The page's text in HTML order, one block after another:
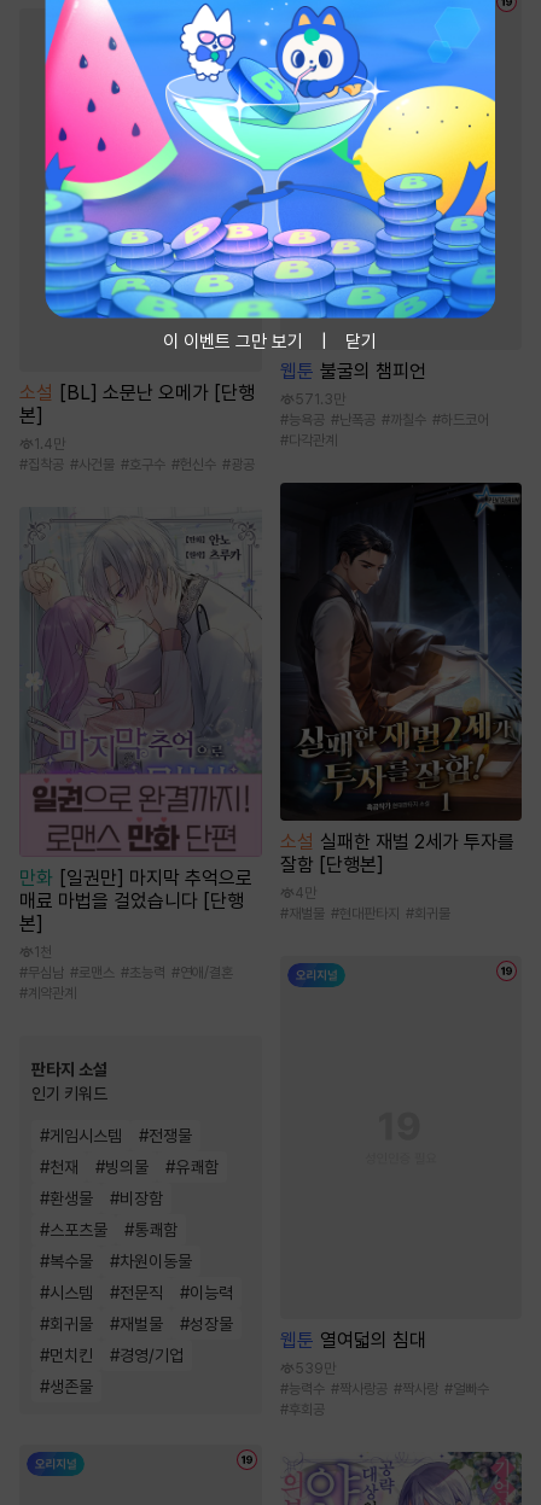
소설 [BL] 소문난 오메가 [단행
본]
1.4만
#집착공 #사건물 #호구수 #헌신수 #광공
만화 [일권만] 마지막 추억으로
매료 마법을 걸었습니다 [단행
본]
1천
#무심남 #로맨스 #초능력 #연애/결혼
# 계약관계
판타지 소설
인기 키워드
#게임시스템 #전쟁물
#천재 #빙의물 #유쾌함
#환생물 #비장함
#스포츠물 #통쾌함
#복수물 #차원이동물
#시스템 #전문직 #이능력
#회귀물 #재벌물 #성장물
#먼치킨 #경영/기업
#생존물
웹툰 불굴의 챔피언
571.3만
#능욕공 #난폭공 #까칠수 #하드코어
#다각관계
소설 실패한 재벌 2세가 투자를
잘함 [단행본]
4만
#재벌물 #현대판타지 #회귀물
웹툰 열여덟의 침대
539만
#능력수 #짝사랑공 #짝사랑 #얼빠수
#후회공
이 이벤트 그만 보기 닫기